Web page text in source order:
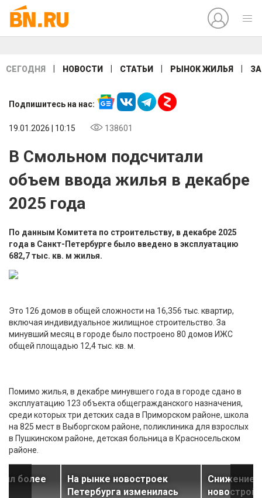
СЕГОДНЯ НОВОСТИ СТАТЬИ РЫНОК ЖИЛЬЯ
Подпишитесь на нас:
19.01.2026 | 10:15 138601
В Смольном подсчитали
объем ввода жилья в декабре
2025 года
По данным Комитета по строительству, в декабре 2025
года в Санкт-Петербурге было введено в эксплуатацию
682,7 тыс. кв. м жилья.
Это 126 домов в общей сложности на 16,356 тыс. квартир,
включая индивидуальное жилищное строительство. За
минувший месяц в городе было построено 80 домов ИЖС
общей площадью 12,4 тыс. кв. м.
Помимо жилья, в декабре минувшего года в городе сдано в
эксплуатацию 123 объекта общегражданского назначения,
среди которых три детских сада в Приморском районе, школа
на 825 мест в Выборгском районе, поликлиника для взрослых
в Пушкинском районе, детская больница в Красносельском
районе.
более
На рынке новостроек
Петербурга изменилась
Снижение